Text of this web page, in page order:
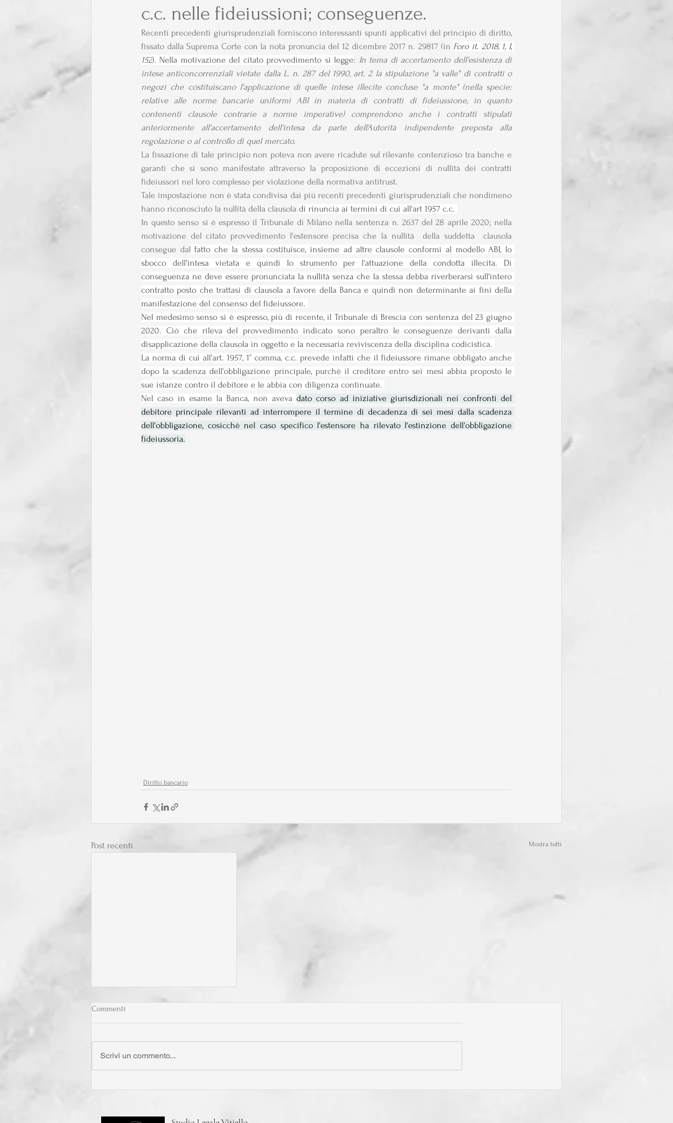
c.c. nelle fideiussioni; conseguenze.
Recenti precedenti giurisprudenziali forniscono interessanti spunti applicativi del principio di diritto,
fissato dalla Suprema Corte con la nota pronuncia del 12 dicembre 2017 n. 29817 (in Foro it. 2018, 1, I,
152). Nella motivazione del citato provvedimento si legge: In tema di accertamento dell'esistenza di
intese anticoncorrenziali vietate dalla L. n. 287 del 1990, art. 2 la stipulazione "a valle" di contratti o
negozi che costituiscano l'applicazione di quelle intese illecite concluse "a monte" (nella specie:
relative alle norme bancarie uniformi ABI in materia di contratti di fideiussione, in quanto
contenenti clausole contrarie a norme imperative) comprendono anche i contratti stipulati
anteriormente all'accertamento dell'intesa da parte dell'Autorità indipendente preposta alla
regolazione o al controllo di quel mercato.
La fissazione di tale principio non poteva non avere ricadute sul rilevante contenzioso tra banche e
garanti che si sono manifestate attraverso la proposizione di eccezioni di nullità dei contratti
fideiussori nel loro complesso per violazione della normativa antitrust.
Tale impostazione non è stata condivisa dai più recenti precedenti giurisprudenziali che nondimeno
hanno riconosciuto la nullità della clausola di rinuncia ai termini di cui all'art 1957 c.c.
In questo senso si è espresso il Tribunale di Milano nella sentenza n. 2637 del 28 aprile 2020; nella
motivazione del citato provvedimento l'estensore precisa che la nullità  della suddetta  clausola
consegue dal fatto che la stessa costituisce, insieme ad altre clausole conformi al modello ABI, lo
sbocco dell'intesa vietata e quindi lo strumento per l'attuazione della condotta illecita. Di
conseguenza ne deve essere pronunciata la nullità senza che la stessa debba riverberarsi sull'intero
contratto posto che trattasi di clausola a favore della Banca e quindi non determinante ai fini della
manifestazione del consenso del fideiussore.
Nel medesimo senso si è espresso, più di recente, il Tribunale di Brescia con sentenza del 23 giugno
2020. Ciò che rileva del provvedimento indicato sono peraltro le conseguenze derivanti dalla
disapplicazione della clausola in oggetto e la necessaria reviviscenza della disciplina codicistica.
La norma di cui all'art. 1957, 1° comma, c.c. prevede infatti che il fideiussore rimane obbligato anche
dopo la scadenza dell'obbligazione principale, purchè il creditore entro sei mesi abbia proposto le
sue istanze contro il debitore e le abbia con diligenza continuate.
Nel caso in esame la Banca, non aveva dato corso ad iniziative giurisdizionali nei confronti del
debitore principale rilevanti ad interrompere il termine di decadenza di sei mesi dalla scadenza
dell'obbligazione, cosicchè nel caso specifico l'estensore ha rilevato l'estinzione dell'obbligazione
fideiussoria.
Diritto bancario
Post recenti Mostra tutti
Commenti
Scrivi un commento...